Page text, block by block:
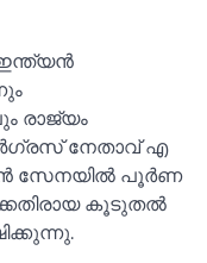
രാജ്യം
നേതാവ് എ
സേനയില്‍ പൂർണ
കൂടുതല്‍